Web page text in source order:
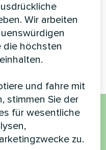
oder
Wir arbeiten
die höchsten
und fahre mit
stimmen Sie der
für wesentliche
zu.